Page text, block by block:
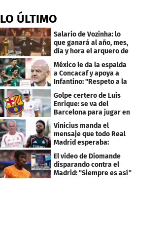
LO ÚLTIMO
Salario de Vozinha: lo
que ganará al año, mes,
día y hora el arquero de
Cabo Verde
México le da la espalda
a Concacaf y apoya a
Infantino: "Respeto a la
gobernanza"
Golpe certero de Luis
Enrique: se va del
Barcelona para jugar en
el PSG
Vinicius manda el
mensaje que todo Real
Madrid esperaba:
"Mourinho..."
El video de Diomande
disparando contra el
Madrid: "Siempre es así"